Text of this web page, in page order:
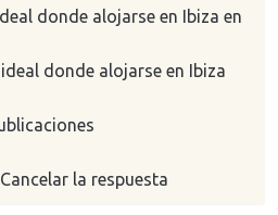
donde alojarse en Ibiza en
donde alojarse en Ibiza
la respuesta